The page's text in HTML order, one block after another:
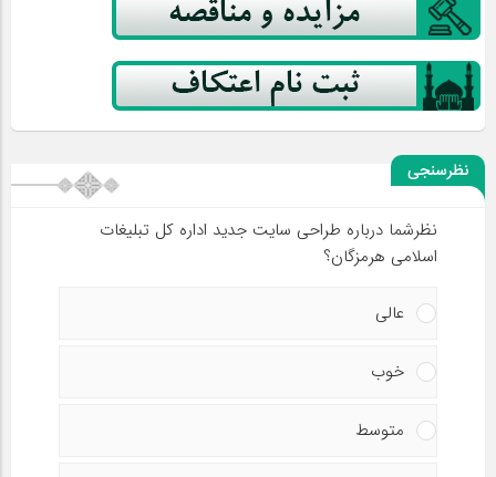
نظرسنجی
نظرشما درباره طراحی سایت جدید اداره کل تبلیغات
اسلامی هرمزگان؟
عالی
خوب
متوسط